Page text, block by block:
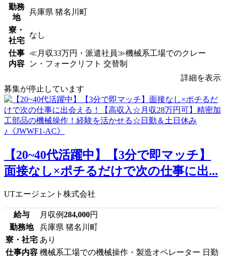
勤務
地
兵庫県 猪名川町
寮・
社宅
なし
仕事
内容
≪月収33万円・派遣社員≫機械系工場でのクレー
ン・フォークリフト 交替制
詳細を表示
募集が停止しています
【20~40代活躍中】【3分で即マッチ】
面接なし×ポチるだけで次の仕事に出...
UTエージェント株式会社
給与 月収例284,000円
勤務地
兵庫県 猪名川町
寮・社宅 あり
仕事内容 機械系工場での機械操作・製造オペレーター 日勤